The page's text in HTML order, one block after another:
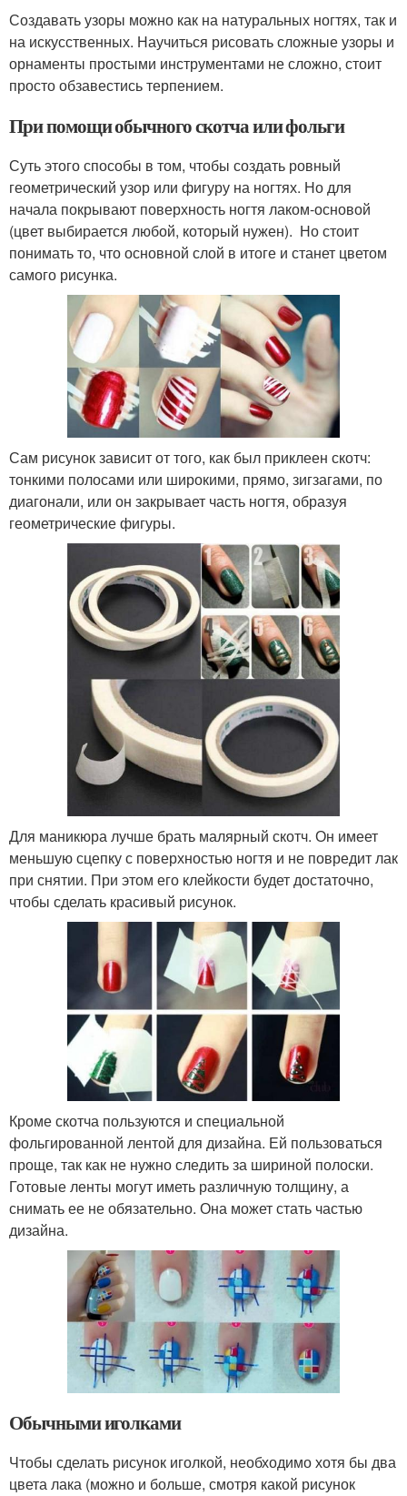
Создавать узоры можно как на натуральных ногтях, так и
на искусственных. Научиться рисовать сложные узоры и
орнаменты простыми инструментами не сложно, стоит
просто обзавестись терпением.
При помощи обычного скотча или фольги
Суть этого способы в том, чтобы создать ровный
геометрический узор или фигуру на ногтях. Но для
начала покрывают поверхность ногтя лаком-основой
(цвет выбирается любой, который нужен). Но стоит
понимать то, что основной слой в итоге и станет цветом
самого рисунка.
Сам рисунок зависит от того, как был приклеен скотч:
тонкими полосами или широкими, прямо, зигзагами, по
диагонали, или он закрывает часть ногтя, образуя
геометрические фигуры.
Для маникюра лучше брать малярный скотч. Он имеет
меньшую сцепку с поверхностью ногтя и не повредит лак
при снятии. При этом его клейкости будет достаточно,
чтобы сделать красивый рисунок.
Кроме скотча пользуются и специальной
фольгированной лентой для дизайна. Ей пользоваться
проще, так как не нужно следить за шириной полоски.
Готовые ленты могут иметь различную толщину, а
снимать ее не обязательно. Она может стать частью
дизайна.
Обычными иголками
Чтобы сделать рисунок иголкой, необходимо хотя бы два
цвета лака (можно и больше, смотря какой рисунок